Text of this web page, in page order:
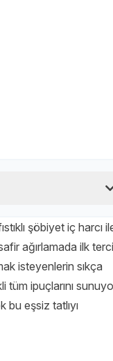
şöbiyet iç harcı
ağırlamada ilk
isteyenlerin sıkça
tüm ipuçlarını
bu eşsiz tatlıyı